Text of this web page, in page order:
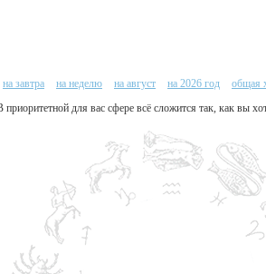
на завтра на неделю на август на 2026 год
общая
для вас сфере всё сложится так, как вы